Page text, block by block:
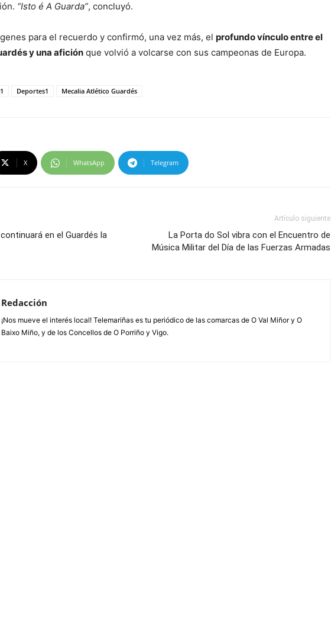
“Isto é A Guarda”, concluyó.
para el recuerdo y confirmó, una vez más, el profundo vínculo entre el
y una afición que volvió a volcarse con sus campeonas de Europa.
Deportes1 Mecalia Atlético Guardés
X WhatsApp Telegram
en el Guardés la
Artículo siguiente
La Porta do Sol vibra con el Encuentro de
Música Militar del Día de las Fuerzas Armadas
Redacción
¡Nos mueve el interés local! Telemariñas es tu periódico de las comarcas de O Val Miñor y O
Baixo Miño, y de los Concellos de O Porriño y Vigo.